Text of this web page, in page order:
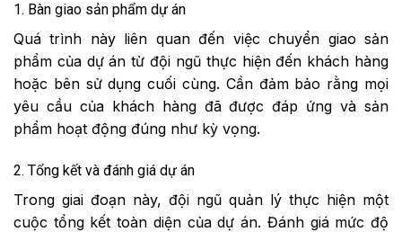
1. Bàn giao sản phẩm dự án
Quá trình này liên quan đến việc chuyển giao sản
phẩm của dự án từ đội ngũ thực hiện đến khách hàng
hoặc bên sử dụng cuối cùng. Cần đảm bảo rằng mọi
yêu cầu của khách hàng đã được đáp ứng và sản
phẩm hoạt động đúng như kỳ vọng.
2. Tổng kết và đánh giá dự án
Trong giai đoạn này, đội ngũ quản lý thực hiện một
cuộc tổng kết toàn diện của dự án. Đánh giá mức độ